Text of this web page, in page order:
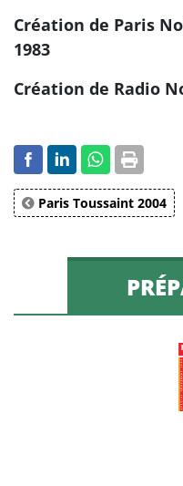
Création de Paris
1983
Création de Radio
Paris Toussaint 2004